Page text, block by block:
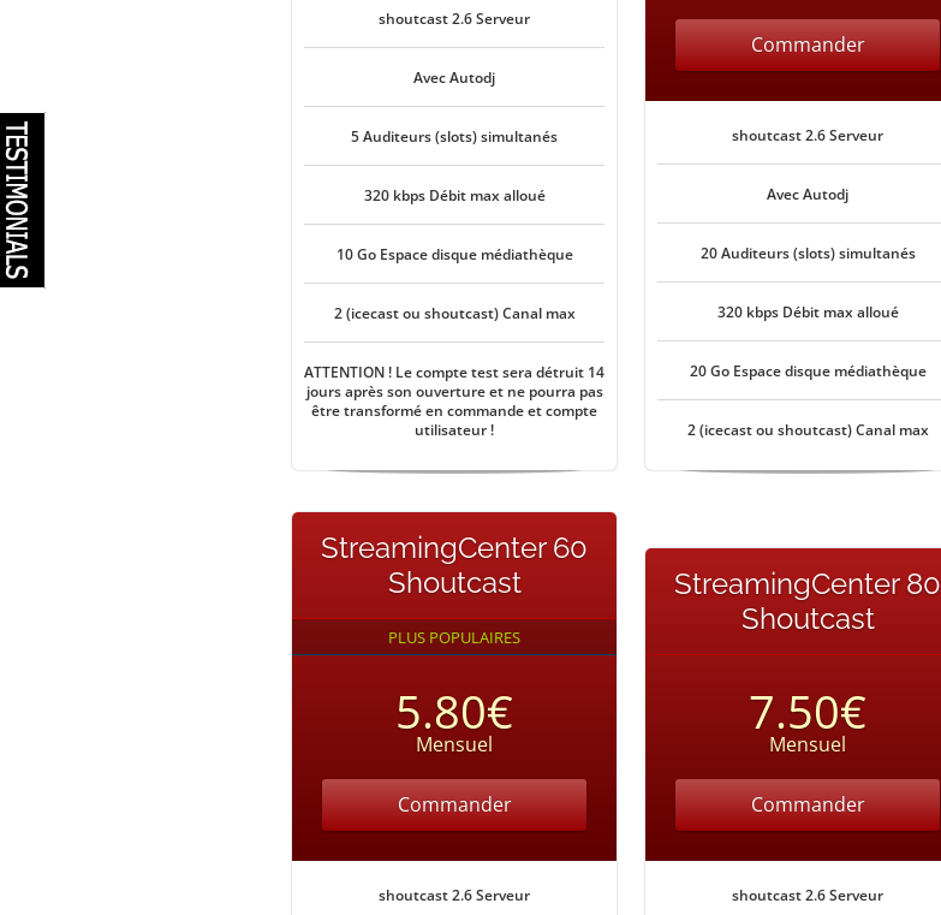
shoutcast 2.6 Serveur
Avec Autodj
5 Auditeurs (slots) simultanés
320 kbps Débit max alloué
10 Go Espace disque médiathèque
2 (icecast ou shoutcast) Canal max
ATTENTION ! Le compte test sera détruit 14
jours après son ouverture et ne pourra pas
être transformé en commande et compte
utilisateur !
Commander
shoutcast 2.6 Serveur
Avec Autodj
20 Auditeurs (slots) simultanés
320 kbps Débit max alloué
20 Go Espace disque médiathèque
2 (icecast ou shoutcast) Canal max
StreamingCenter 60
Shoutcast
PLUS POPULAIRES
5.80€
Mensuel
Commander
shoutcast 2.6 Serveur
StreamingCenter 80
Shoutcast
7.50€
Mensuel
Commander
shoutcast 2.6 Serveur